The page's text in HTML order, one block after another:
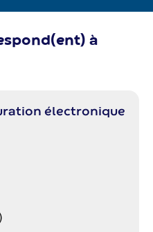
à
électronique